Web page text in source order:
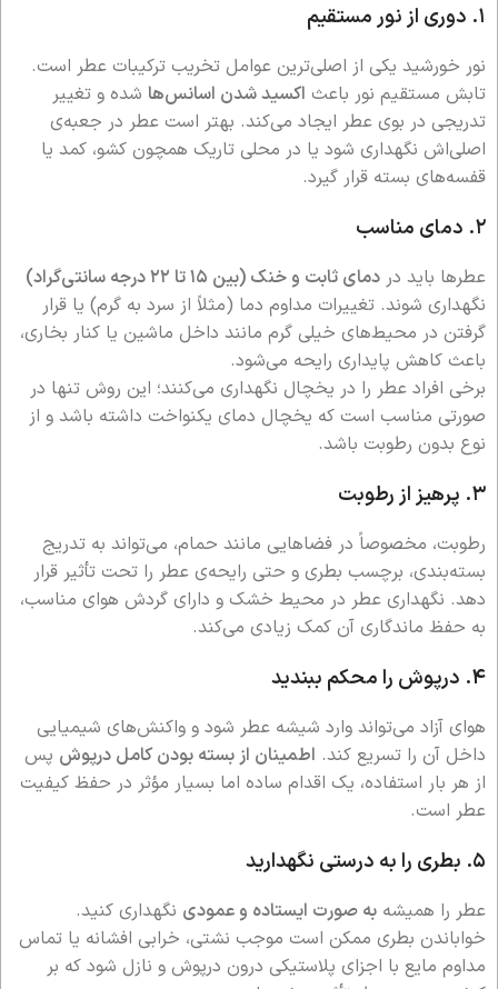
۱. دوری از نور مستقیم
نور خورشید یکی از اصلی‌ترین عوامل تخریب ترکیبات عطر است.
تابش مستقیم نور باعث اکسید شدن اسانس‌ها شده و تغییر
تدریجی در بوی عطر ایجاد می‌کند. بهتر است عطر در جعبه‌ی
اصلی‌اش نگهداری شود یا در محلی تاریک همچون کشو، کمد یا
قفسه‌های بسته قرار گیرد.
۲. دمای مناسب
عطرها باید در دمای ثابت و خنک (بین ۱۵ تا ۲۲ درجه سانتی‌گراد)
نگهداری شوند. تغییرات مداوم دما (مثلاً از سرد به گرم) یا قرار
گرفتن در محیط‌های خیلی گرم مانند داخل ماشین یا کنار بخاری،
باعث کاهش پایداری رایحه می‌شود.
برخی افراد عطر را در یخچال نگهداری می‌کنند؛ این روش تنها در
صورتی مناسب است که یخچال دمای یکنواخت داشته باشد و از
نوع بدون رطوبت باشد.
۳. پرهیز از رطوبت
رطوبت، مخصوصاً در فضاهایی مانند حمام، می‌تواند به تدریج
بسته‌بندی، برچسب بطری و حتی رایحه‌ی عطر را تحت تأثیر قرار
دهد. نگهداری عطر در محیط خشک و دارای گردش هوای مناسب،
به حفظ ماندگاری آن کمک زیادی می‌کند.
۴. درپوش را محکم ببندید
هوای آزاد می‌تواند وارد شیشه عطر شود و واکنش‌های شیمیایی
داخل آن را تسریع کند. اطمینان از بسته بودن کامل درپوش پس
از هر بار استفاده، یک اقدام ساده اما بسیار مؤثر در حفظ کیفیت
عطر است.
۵. بطری را به درستی نگهدارید
عطر را همیشه به صورت ایستاده و عمودی نگهداری کنید.
خواباندن بطری ممکن است موجب نشتی، خرابی افشانه یا تماس
مداوم مایع با اجزای پلاستیکی درون درپوش و نازل شود که بر